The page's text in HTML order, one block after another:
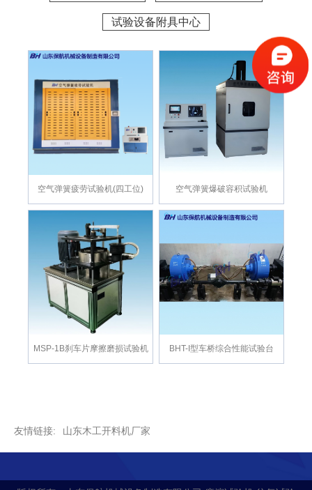
试验设备附具中心
空气弹簧疲劳试验机(四工位) ​空气弹簧爆破容积试验机
MSP-1B刹车片摩擦磨损试验机 BHT-I型车桥综合性能试验台
友情链接: 山东木工开料机厂家